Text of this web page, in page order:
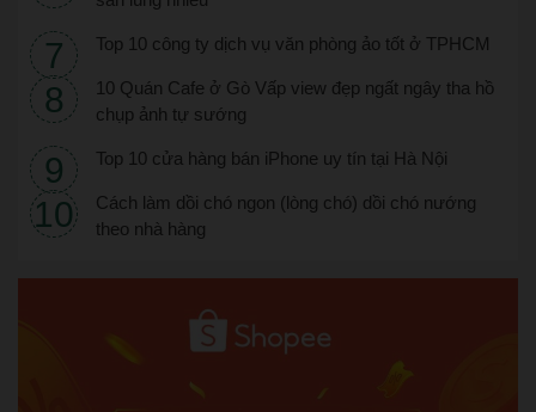
Top 10 công ty dịch vụ văn phòng ảo tốt ở TPHCM
10 Quán Cafe ở Gò Vấp view đẹp ngất ngây tha hồ
chụp ảnh tự sướng
Top 10 cửa hàng bán iPhone uy tín tại Hà Nội
Cách làm dồi chó ngon (lòng chó) dồi chó nướng
theo nhà hàng